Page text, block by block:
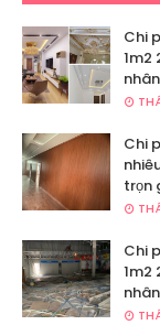
Chi
1m2
Chi
trọn
Chi
1m2